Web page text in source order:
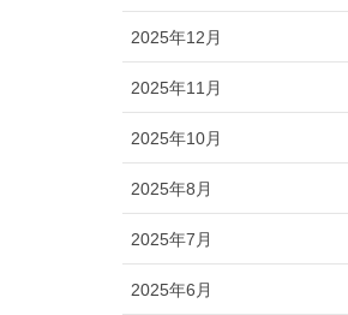
2025年12月
2025年11月
2025年10月
2025年8月
2025年7月
2025年6月